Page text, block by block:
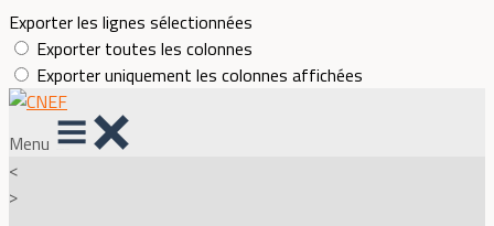
Exporter les lignes sélectionnées
Exporter toutes les colonnes
Exporter uniquement les colonnes affichées
Menu
<
>